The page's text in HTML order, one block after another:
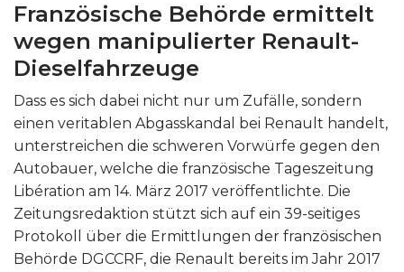
Französische Behörde ermittelt
wegen manipulierter Renault-
Dieselfahrzeuge
Dass es sich dabei nicht nur um Zufälle, sondern
einen veritablen Abgasskandal bei Renault handelt,
unterstreichen die schweren Vorwürfe gegen den
Autobauer, welche die französische Tageszeitung
Libération am 14. März 2017 veröffentlichte. Die
Zeitungsredaktion stützt sich auf ein 39-seitiges
Protokoll über die Ermittlungen der französischen
Behörde DGCCRF, die Renault bereits im Jahr 2017